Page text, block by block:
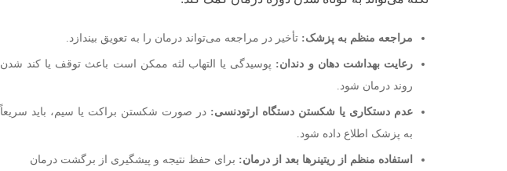
مراجعه منظم به پزشک: تأخیر در مراجعه می‌تواند درمان را به تعویق بیندازد.
رعایت بهداشت دهان و دندان: پوسیدگی یا التهاب لثه ممکن است باعث توقف یا کند شدن
روند درمان شود.
عدم دستکاری یا شکستن دستگاه ارتودنسی: در صورت شکستن براکت یا سیم، باید سریعاً
به پزشک اطلاع داده شود.
استفاده منظم از ریتینرها بعد از درمان: برای حفظ نتیجه و پیشگیری از برگشت درمان